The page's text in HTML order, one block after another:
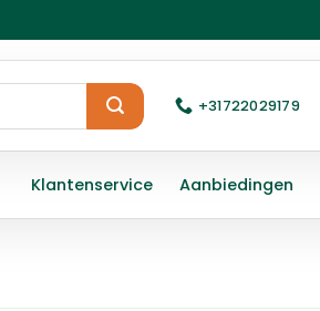
+31722029179
Klantenservice Aanbiedingen